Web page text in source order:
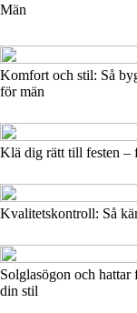
Män
Komfort och stil: Så
för män
Klä dig rätt till festen –
Kvalitetskontroll: Så
Solglasögon och
din stil